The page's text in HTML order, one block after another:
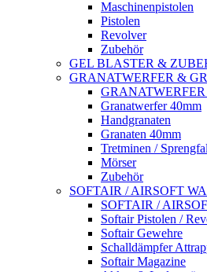
Maschinenpistolen
Pistolen
Revolver
Zubehör
GEL BLASTER &
GRANATWERFER &
Granatwerfer 40mm
Handgranaten
Granaten 40mm
Tretminen /
Mörser
Zubehör
SOFTAIR / AIRSOFT
SOFTAIR /
Softair Pistolen /
Softair Gewehre
Schalldämpfer
Softair Magazine